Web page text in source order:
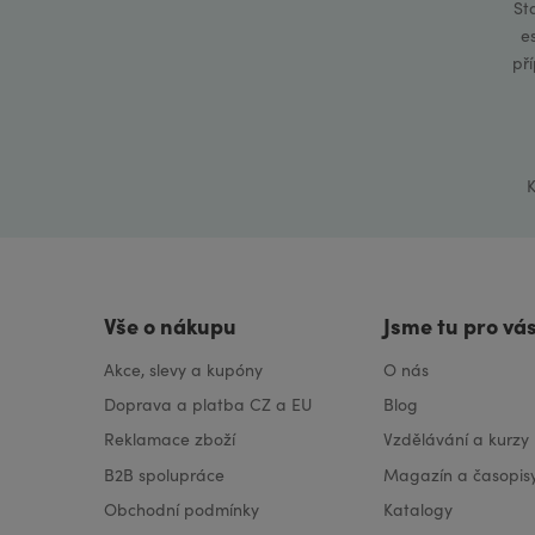
Vše o nákupu
Akce, slevy a kupóny
Doprava a platba CZ a EU
Reklamace zboží
B2B spolupráce
Obchodní podmínky
Jsme tu pro
O nás
Blog
Vzdělávání a kurzy
Magazín a
Katalogy